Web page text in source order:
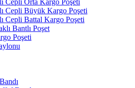
Cepli Orta Kargo Poşeti
Cepli Büyük Kargo Poşeti
Cepli Battal Kargo Poşeti
Bantlı Poşet
Poşeti